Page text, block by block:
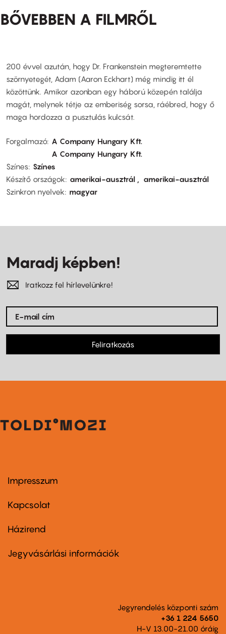
BŐVEBBEN A FILMRŐL
200 évvel azután, hogy Dr. Frankenstein megteremtette
szörnyetegét, Adam (Aaron Eckhart) még mindig itt él
közöttünk. Amikor azonban egy háború közepén találja
magát, melynek tétje az emberiség sorsa, ráébred, hogy ő
maga hordozza a pusztulás kulcsát.
Forgalmazó A Company Hungary Kft.
A Company Hungary Kft.
Színes Színes
Készítő országok
amerikai-ausztrál
amerikai-ausztrál
Szinkron nyelvek
magyar
Maradj képben!
Iratkozz fel hírlevelünkre!
Feliratkozás
Footer
first
Impresszum
Kapcsolat
Footer
second
Házirend
Jegyvásárlási információk
Jegyrendelés központi szám
+36 1 224 5650
H-V 13.00-21.00 óráig